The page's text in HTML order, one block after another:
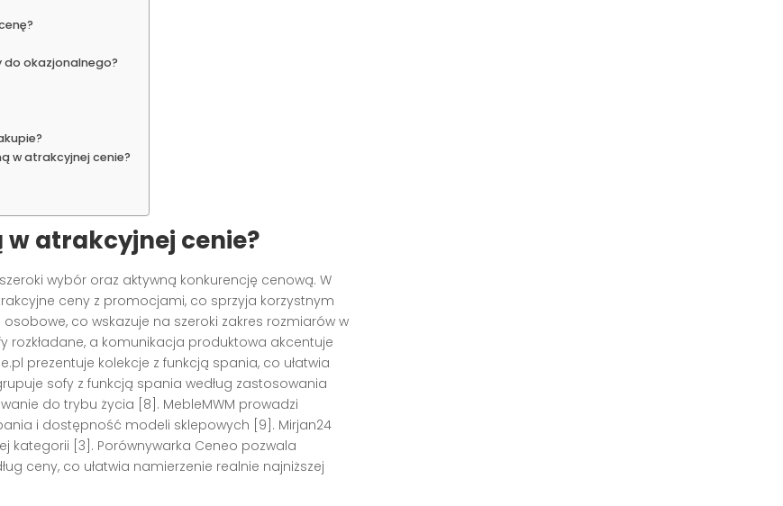
do okazjonalnego?
w atrakcyjnej cenie?
w atrakcyjnej cenie?
wybór oraz aktywną konkurencję cenową. W
ceny z promocjami, co sprzyja korzystnym
co wskazuje na szeroki zakres rozmiarów w
a komunikacja produktowa akcentuje
prezentuje kolekcje z funkcją spania, co ułatwia
sofy z funkcją spania według zastosowania
do trybu życia [8]. MebleMWM prowadzi
i dostępność modeli sklepowych [9]. Mirjan24
kategorii [3]. Porównywarka Ceneo pozwala
ceny, co ułatwia namierzenie realnie najniższej